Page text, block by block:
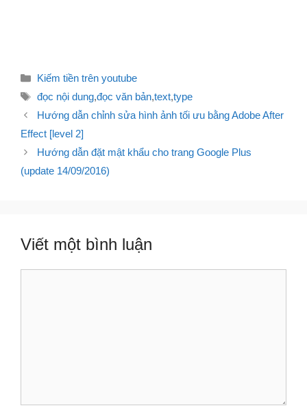
Danh
mục
Kiếm tiền trên youtube
Thẻ
đọc nội dung,đọc văn bản,text,type
Điều
hướng
viết
Hướng dẫn chỉnh sửa hình ảnh tối ưu bằng Adobe After
Effect [level 2]
Hướng dẫn đặt mật khẩu cho trang Google Plus
(update 14/09/2016)
Viết một bình luận